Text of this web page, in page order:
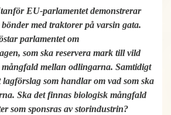
EU-parlamentet demonstrerar
med traktorer på varsin gata.
parlamentet om
som ska reservera mark till vild
mellan odlingarna. Samtidigt
som handlar om vad som ska
Ska det finnas biologisk mångfald
som sponsras av storindustrin?